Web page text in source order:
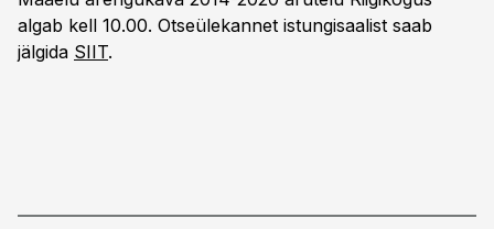
algab kell 10.00. Otseülekannet istungisaalist saab
jälgida SIIT.